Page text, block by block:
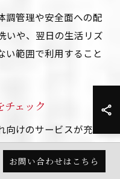
調管理や安全面への配
いや、翌日の生活リズ
い範囲で利用すること
チェック
けのサービスが充実
イス、ベビーカー対応
子供と一緒でも安心し
お問い合わせはこちら